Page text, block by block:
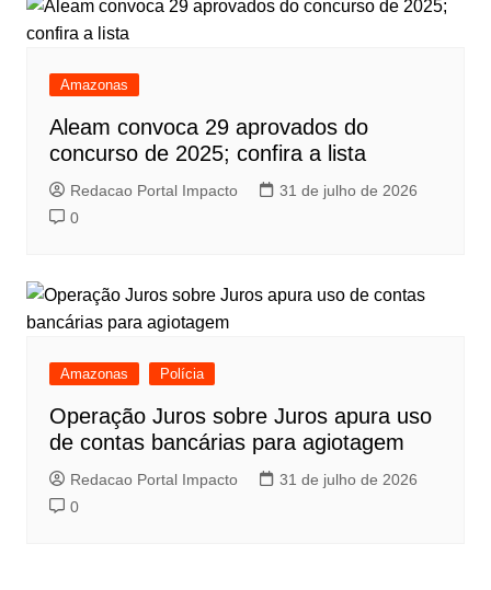
Amazonas
Aleam convoca 29 aprovados do
concurso de 2025; confira a lista
Redacao Portal Impacto
31 de julho de 2026
0
Amazonas Polícia
Operação Juros sobre Juros apura uso
de contas bancárias para agiotagem
Redacao Portal Impacto
31 de julho de 2026
0